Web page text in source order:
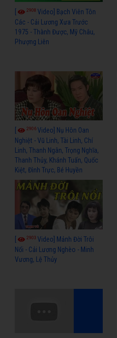
[ 2908 Video] Bạch Viên Tôn
Các - Cải Lương Xưa Trước
1975 - Thành Được, Mỹ Châu,
Phượng Liên
2906Video] Nụ Hôn Oan
Nghiệt - Vũ Linh, Tài Linh, Chí
Linh, Thanh Ngân, Trọng Nghĩa,
Thanh Thủy, Khánh Tuấn, Quốc
Kiệt, Đình Trực, Bé Huyền
2903 Video] Mảnh Đời Trôi
Nổi - Cải Lương Nghèo - Minh
Vương, Lệ Thủy